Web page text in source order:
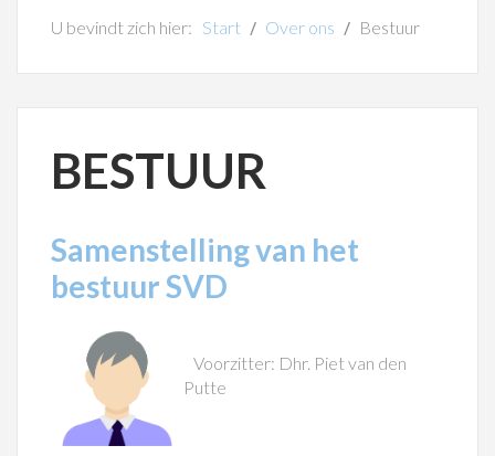
U bevindt zich hier: Start Over ons Bestuur
BESTUUR
Samenstelling van het
bestuur SVD
Voorzitter: Dhr. Piet van den
Putte